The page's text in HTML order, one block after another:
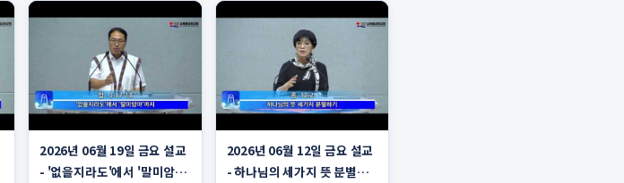
2026년 06월 19일 금요 설교
- '없을지라도'에서 '말미암
2026년 06월 12일 금요 설교
- 하나님의 세가지 뜻 분별하